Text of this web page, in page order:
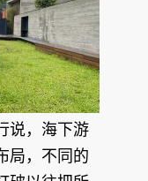
说，海下游
局，不同的